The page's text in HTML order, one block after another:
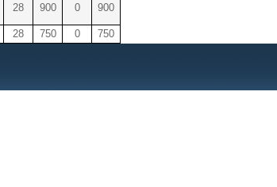
28 900 0 900
28 750 0 750